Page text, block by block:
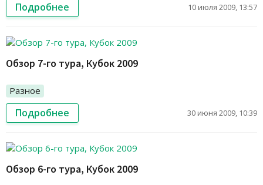
Подробнее 10 июля 2009, 13:57
Обзор 7-го тура, Кубок 2009
Разное
Подробнее 30 июня 2009, 10:39
Обзор 6-го тура, Кубок 2009